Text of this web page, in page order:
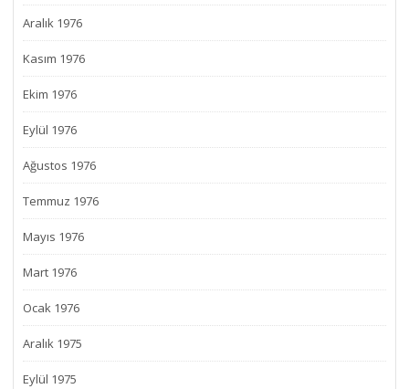
Aralık 1976
Kasım 1976
Ekim 1976
Eylül 1976
Ağustos 1976
Temmuz 1976
Mayıs 1976
Mart 1976
Ocak 1976
Aralık 1975
Eylül 1975